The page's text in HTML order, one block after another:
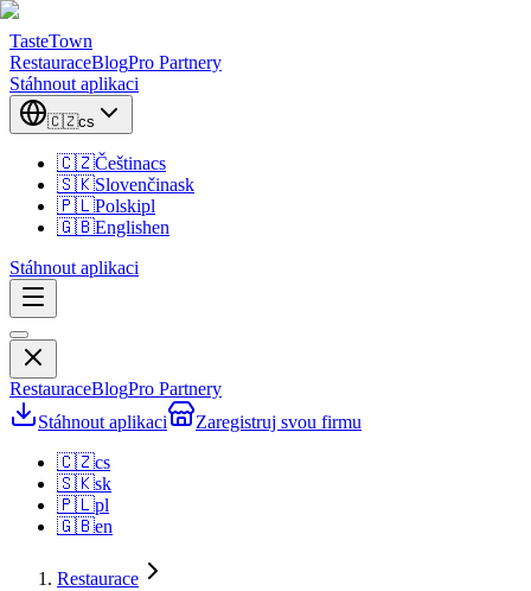
TasteTown
RestauraceBlogPro Partnery
Stáhnout aplikaci
🇨🇿cs
🇨🇿Češtinacs
🇸🇰Slovenčinask
🇵🇱Polskipl
🇬🇧Englishen
Stáhnout aplikaci
RestauraceBlogPro Partnery
Stáhnout aplikaci
Zaregistruj svou firmu
🇨🇿cs
🇸🇰sk
🇵🇱pl
🇬🇧en
Restaurace